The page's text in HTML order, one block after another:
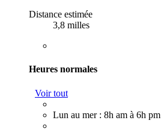
Distance estimée
3,8 milles
Heures normales
Voir tout
Lun au mer : 8h am à 6h pm